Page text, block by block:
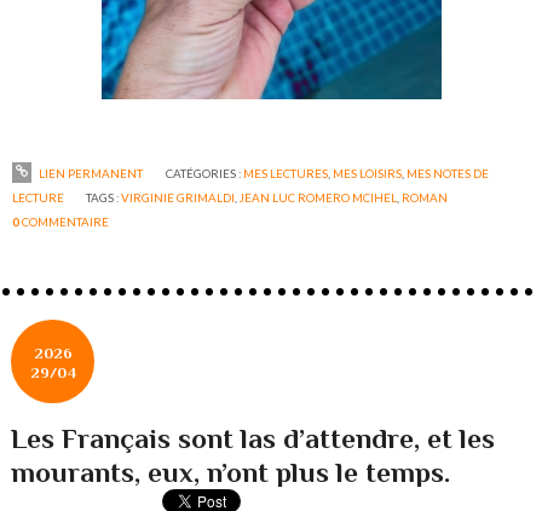
LIEN PERMANENT CATÉGORIES : MES LECTURES, MES LOISIRS, MES NOTES DE
LECTURE
TAGS :VIRGINIE GRIMALDI JEAN LUC ROMERO MCIHEL
ROMAN
0COMMENTAIRE
2026
29/04
Les Français sont las d’attendre, et les
mourants, eux, n’ont plus le temps.